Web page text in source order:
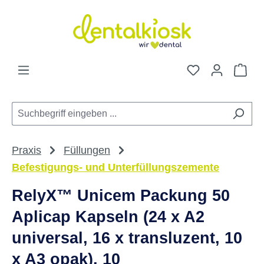
Zum Hauptinhalt springen
Du hast 0
Praxis
Füllungen
Befestigungs- und Unterfüllungszemente
RelyX™ Unicem Packung 50
Aplicap Kapseln (24 x A2
universal, 16 x transluzent, 10
x A3 opak), 10